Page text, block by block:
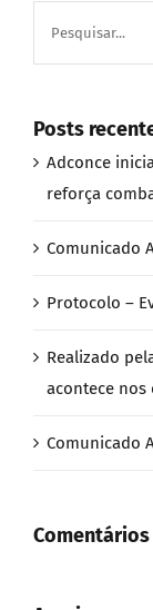
resultados
Posts
Adconce
reforça
Comunicado
Protocolo –
Realizado
acontece nos
Comunicado
Comentários